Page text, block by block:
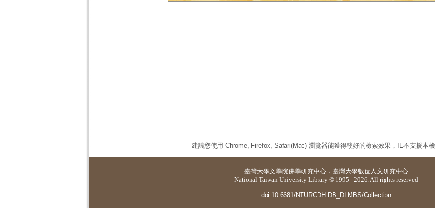
建議您使用 Chrome, Firefox, Safari(Mac) 瀏覽器能獲得較好的檢索效果，IE不支援本檢
臺灣大學文學院佛學研究中心 ． 臺灣大學數位人文研究中心
National Taiwan University Library © 1995 - 2026. All rights reserved
doi:10.6681/NTURCDH.DB_DLMBS/Collection